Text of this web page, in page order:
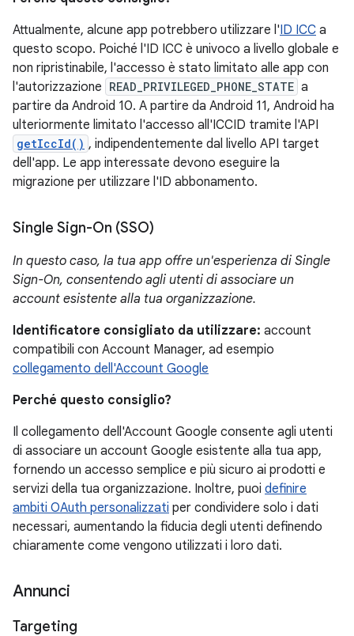
Attualmente, alcune app potrebbero utilizzare l'ID ICC a
questo scopo. Poiché l'ID ICC è univoco a livello globale e
non ripristinabile, l'accesso è stato limitato alle app con
l'autorizzazione READ_PRIVILEGED_PHONE_STATE a
partire da Android 10. A partire da Android 11, Android ha
ulteriormente limitato l'accesso all'ICCID tramite l'API
getIccId() , indipendentemente dal livello API target
dell'app. Le app interessate devono eseguire la
migrazione per utilizzare l'ID abbonamento.
Single Sign-On (SSO)
In questo caso, la tua app offre un'esperienza di Single
Sign-On, consentendo agli utenti di associare un
account esistente alla tua organizzazione.
Identificatore consigliato da utilizzare: account
compatibili con Account Manager, ad esempio
collegamento dell'Account Google
Perché questo consiglio?
Il collegamento dell'Account Google consente agli utenti
di associare un account Google esistente alla tua app,
fornendo un accesso semplice e più sicuro ai prodotti e
servizi della tua organizzazione. Inoltre, puoi definire
ambiti OAuth personalizzati per condividere solo i dati
necessari, aumentando la fiducia degli utenti definendo
chiaramente come vengono utilizzati i loro dati.
Annunci
Targeting